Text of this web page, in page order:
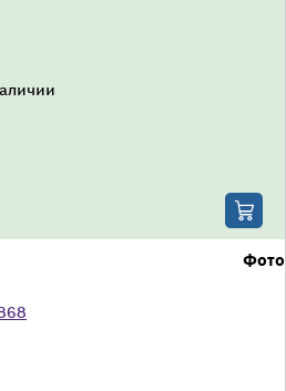
Фото